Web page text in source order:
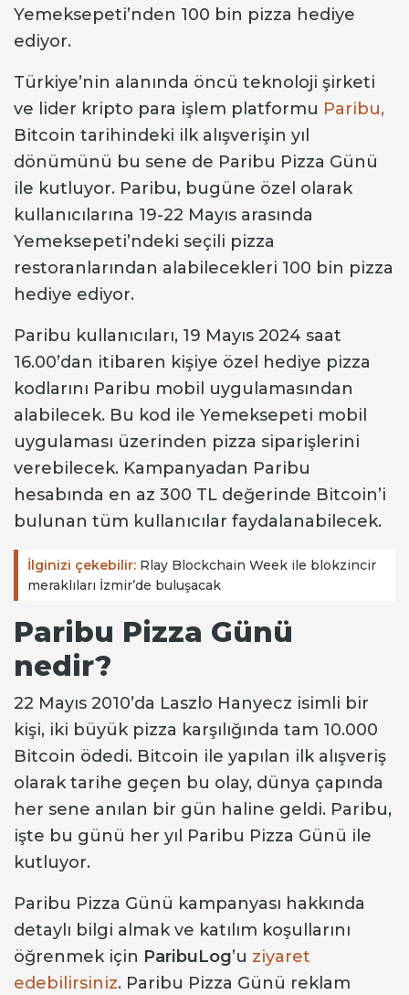
Yemeksepeti’nden 100 bin pizza hediye
ediyor.
Türkiye’nin alanında öncü teknoloji şirketi
ve lider kripto para işlem platformu Paribu,
Bitcoin tarihindeki ilk alışverişin yıl
dönümünü bu sene de Paribu Pizza Günü
ile kutluyor. Paribu, bugüne özel olarak
kullanıcılarına 19-22 Mayıs arasında
Yemeksepeti’ndeki seçili pizza
restoranlarından alabilecekleri 100 bin pizza
hediye ediyor.
Paribu kullanıcıları, 19 Mayıs 2024 saat
16.00’dan itibaren kişiye özel hediye pizza
kodlarını Paribu mobil uygulamasından
alabilecek. Bu kod ile Yemeksepeti mobil
uygulaması üzerinden pizza siparişlerini
verebilecek. Kampanyadan Paribu
hesabında en az 300 TL değerinde Bitcoin’i
bulunan tüm kullanıcılar faydalanabilecek.
İlginizi çekebilir: Rlay Blockchain Week ile blokzincir
meraklıları İzmir’de buluşacak
Paribu Pizza Günü
nedir?
22 Mayıs 2010’da Laszlo Hanyecz isimli bir
kişi, iki büyük pizza karşılığında tam 10.000
Bitcoin ödedi. Bitcoin ile yapılan ilk alışveriş
olarak tarihe geçen bu olay, dünya çapında
her sene anılan bir gün haline geldi. Paribu,
işte bu günü her yıl Paribu Pizza Günü ile
kutluyor.
Paribu Pizza Günü kampanyası hakkında
detaylı bilgi almak ve katılım koşullarını
öğrenmek için ParibuLog’u ziyaret
edebilirsiniz. Paribu Pizza Günü reklam